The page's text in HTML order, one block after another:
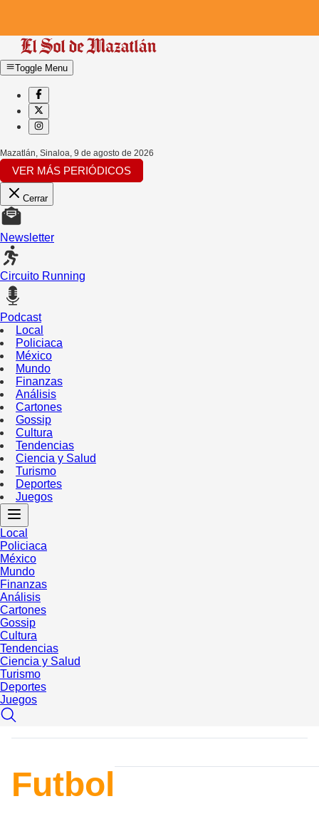
Toggle Menu
Mazatlán, Sinaloa, 9 de agosto de 2026
VER MÁS PERIÓDICOS
Cerrar
Newsletter
Circuito Running
Podcast
Local
Policiaca
México
Mundo
Finanzas
Análisis
Cartones
Gossip
Cultura
Tendencias
Ciencia y Salud
Turismo
Deportes
Juegos
Local
Policiaca
México
Mundo
Finanzas
Análisis
Cartones
Gossip
Cultura
Tendencias
Ciencia y Salud
Turismo
Deportes
Juegos
Futbol